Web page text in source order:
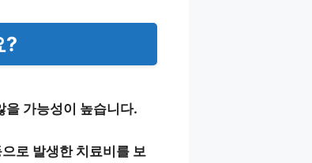
?
을 가능성이 높습니다.
로 발생한 치료비를 보